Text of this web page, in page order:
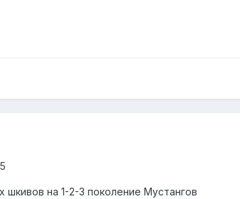
шкивов на 1-2-3 поколение Мустангов